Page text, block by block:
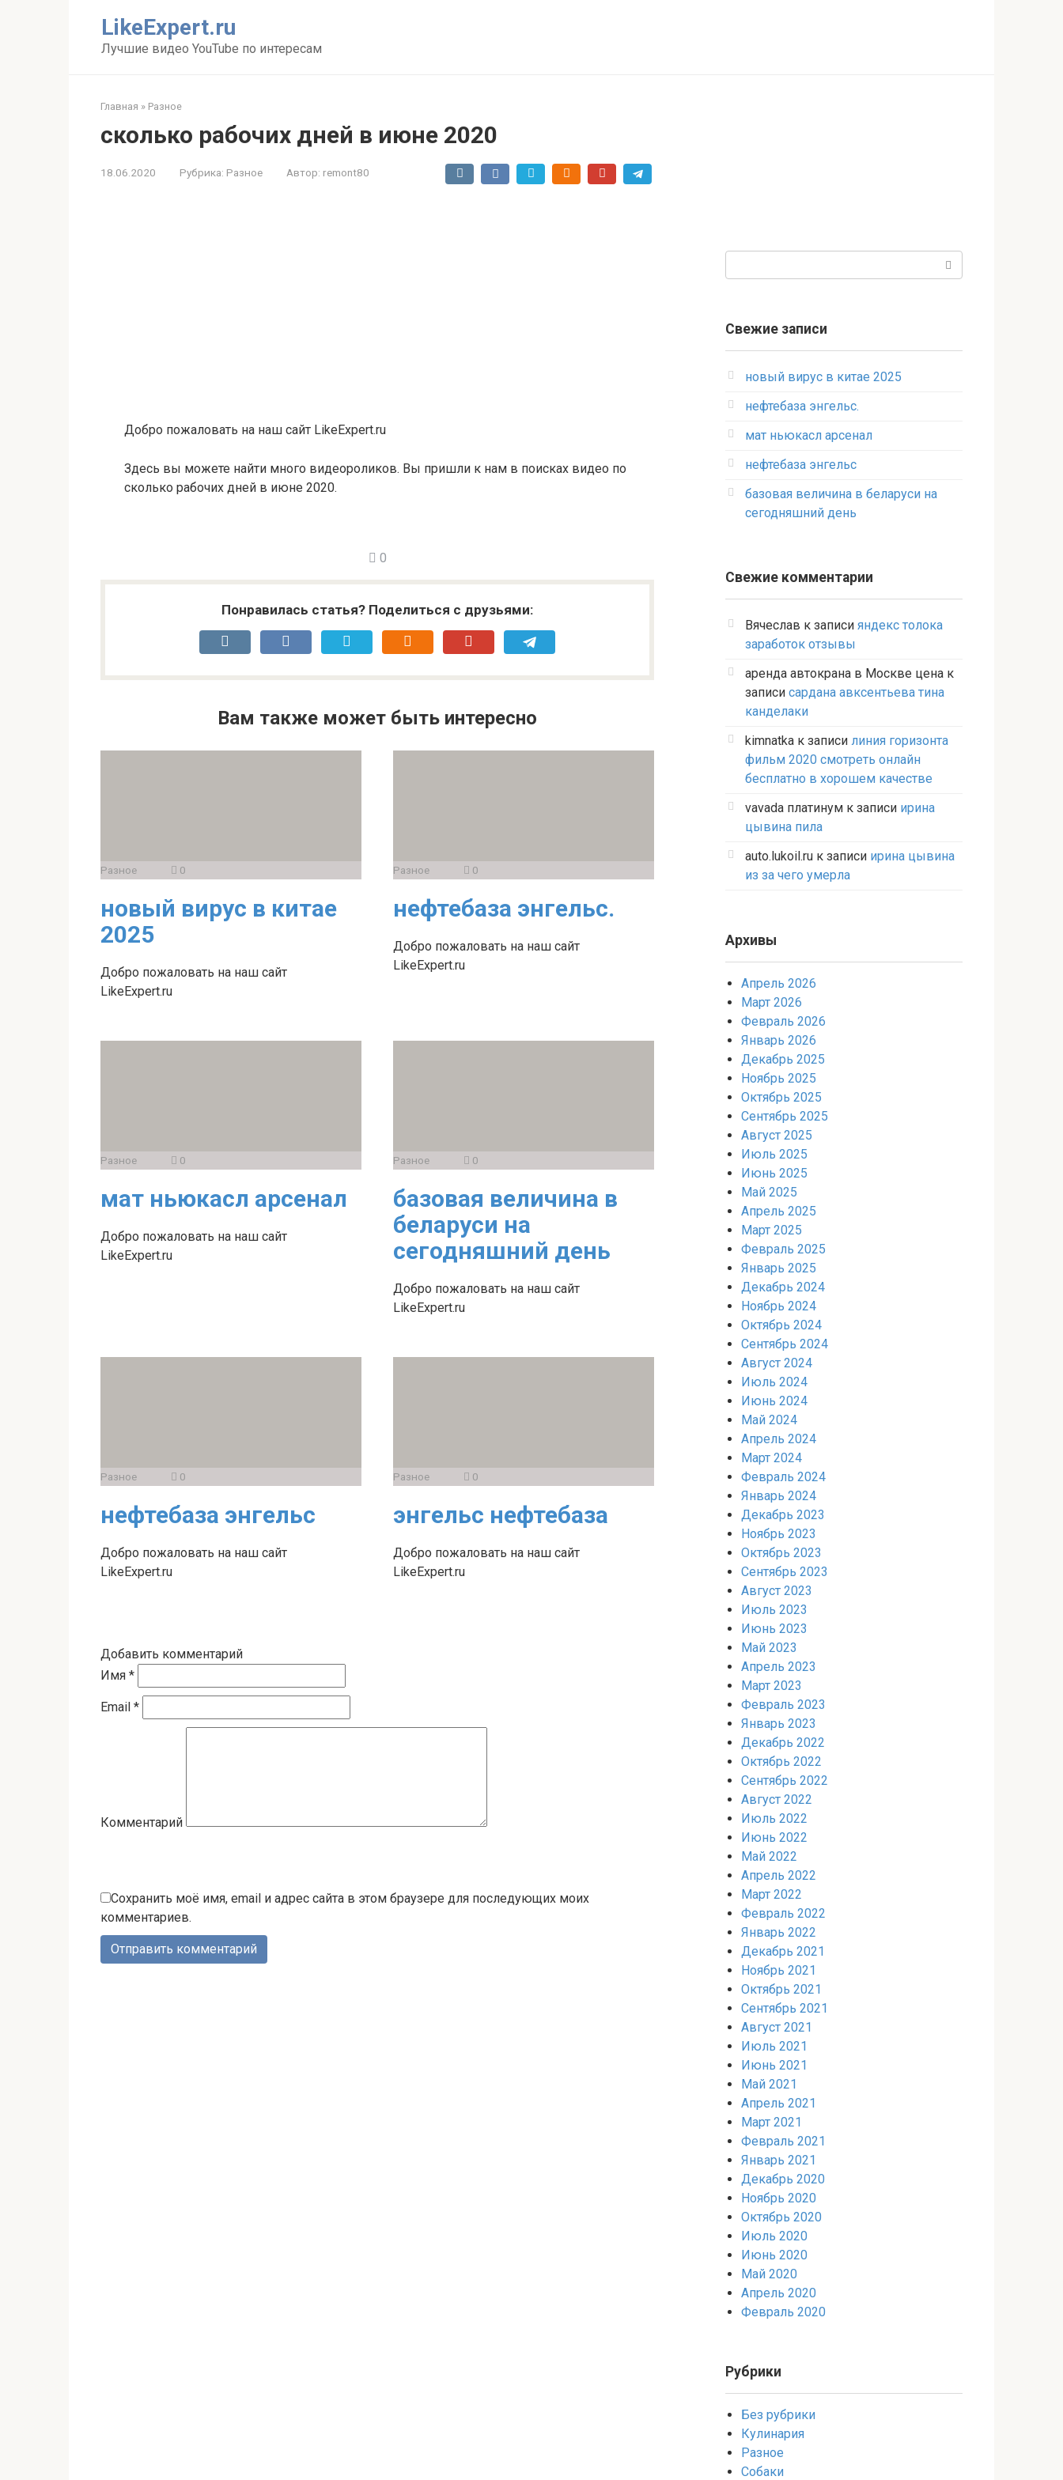
LikeExpert.ru
Лучшие видео YouTube по интересам
Главная » Разное
сколько рабочих дней в июне 2020
18.06.2020 Рубрика: Разное Автор: remont80
Добро пожаловать на наш сайт LikeExpert.ru
Здесь вы можете найти много видеороликов. Вы пришли к нам в поисках видео по
сколько рабочих дней в июне 2020.
0
Понравилась статья? Поделиться с друзьями:
Вам также может быть интересно
Разное 0
новый вирус в китае
2025
Добро пожаловать на наш сайт
LikeExpert.ru
Разное 0
нефтебаза энгельс.
Добро пожаловать на наш сайт
LikeExpert.ru
Разное 0
мат ньюкасл арсенал
Добро пожаловать на наш сайт
LikeExpert.ru
Разное 0
базовая величина в
беларуси на
сегодняшний день
Добро пожаловать на наш сайт
LikeExpert.ru
Разное 0
нефтебаза энгельс
Добро пожаловать на наш сайт
LikeExpert.ru
Разное 0
энгельс нефтебаза
Добро пожаловать на наш сайт
LikeExpert.ru
Добавить комментарий
Имя *
Email *
Комментарий
Сохранить моё имя, email и адрес сайта в этом браузере для последующих моих
комментариев.
Свежие записи
новый вирус в китае 2025
нефтебаза энгельс.
мат ньюкасл арсенал
нефтебаза энгельс
базовая величина в беларуси на
сегодняшний день
Свежие комментарии
Вячеслав к записи яндекс толока
заработок отзывы
аренда автокрана в Москве цена к
записи сардана авксентьева тина
канделаки
kimnatka к записи линия горизонта
фильм 2020 смотреть онлайн
бесплатно в хорошем качестве
vavada платинум к записи ирина
цывина пила
auto.lukoil.ru к записи ирина цывина
из за чего умерла
Архивы
Апрель 2026
Март 2026
Февраль 2026
Январь 2026
Декабрь 2025
Ноябрь 2025
Октябрь 2025
Сентябрь 2025
Август 2025
Июль 2025
Июнь 2025
Май 2025
Апрель 2025
Март 2025
Февраль 2025
Январь 2025
Декабрь 2024
Ноябрь 2024
Октябрь 2024
Сентябрь 2024
Август 2024
Июль 2024
Июнь 2024
Май 2024
Апрель 2024
Март 2024
Февраль 2024
Январь 2024
Декабрь 2023
Ноябрь 2023
Октябрь 2023
Сентябрь 2023
Август 2023
Июль 2023
Июнь 2023
Май 2023
Апрель 2023
Март 2023
Февраль 2023
Январь 2023
Декабрь 2022
Октябрь 2022
Сентябрь 2022
Август 2022
Июль 2022
Июнь 2022
Май 2022
Апрель 2022
Март 2022
Февраль 2022
Январь 2022
Декабрь 2021
Ноябрь 2021
Октябрь 2021
Сентябрь 2021
Август 2021
Июль 2021
Июнь 2021
Май 2021
Апрель 2021
Март 2021
Февраль 2021
Январь 2021
Декабрь 2020
Ноябрь 2020
Октябрь 2020
Июль 2020
Июнь 2020
Май 2020
Апрель 2020
Февраль 2020
Рубрики
Без рубрики
Кулинария
Разное
Собаки